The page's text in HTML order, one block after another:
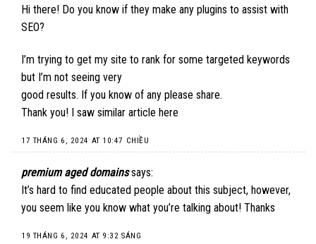
Hi there! Do you know if they make any plugins to assist with
SEO?
I’m trying to get my site to rank for some targeted keywords
but I’m not seeing very
good results. If you know of any please share.
Thank you! I saw similar article here
17 THÁNG 6, 2024 AT 10:47 CHIỀU
premium aged domains says:
It’s hard to find educated people about this subject, however,
you seem like you know what you’re talking about! Thanks
19 THÁNG 6, 2024 AT 9:32 SÁNG